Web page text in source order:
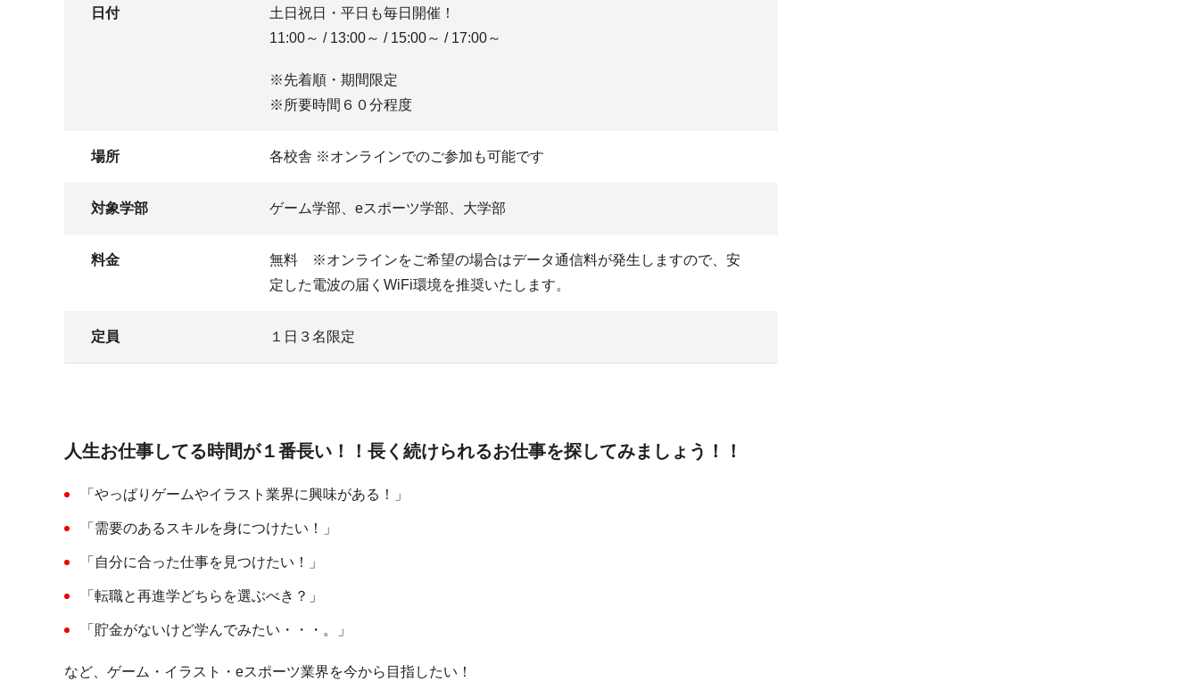
日付
土日祝日・平日も毎日開催！
11:00～ / 13:00～ / 15:00～ / 17:00～
※先着順・期間限定
※所要時間６０分程度
場所 各校舎 ※オンラインでのご参加も可能です
対象学部 ゲーム学部、eスポーツ学部、大学部
料金
無料 ※オンラインをご希望の場合はデータ通信料が発生しますので、安
定した電波の届くWiFi環境を推奨いたします。
定員 １日３名限定
人生お仕事してる時間が１番長い！！長く続けられるお仕事を探してみましょう！！
「やっぱりゲームやイラスト業界に興味がある！」
「需要のあるスキルを身につけたい！」
「自分に合った仕事を見つけたい！」
「転職と再進学どちらを選ぶべき？」
「貯金がないけど学んでみたい・・・。」
など、ゲーム・イラスト・eスポーツ業界を今から目指したい！